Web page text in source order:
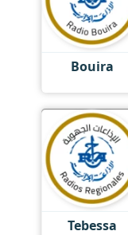
Bouira
Tebessa